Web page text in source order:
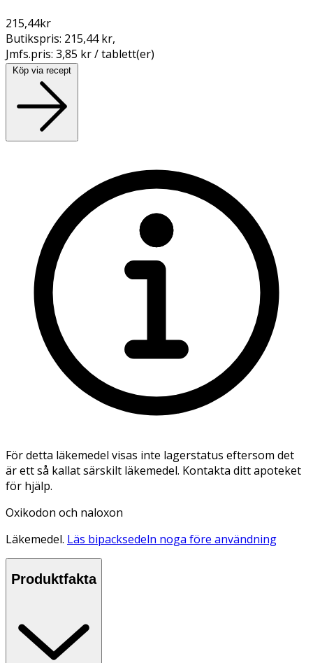
215,44kr
Butikspris: 215,44 kr,
Jmfs.pris: 3,85 kr / tablett(er)
Köp via recept
För detta läkemedel visas inte lagerstatus eftersom det
är ett så kallat särskilt läkemedel. Kontakta ditt apoteket
för hjälp.
Oxikodon och naloxon
Läkemedel. Läs bipacksedeln noga före användning
Produktfakta